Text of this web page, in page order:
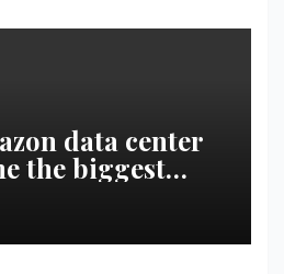
data center
the biggest
in the U.S. |